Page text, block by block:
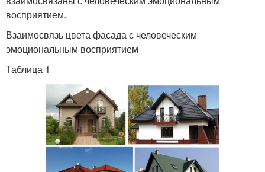
восприятием.
Взаимосвязь цвета фасада с человеческим
эмоциональным восприятием
Таблица 1